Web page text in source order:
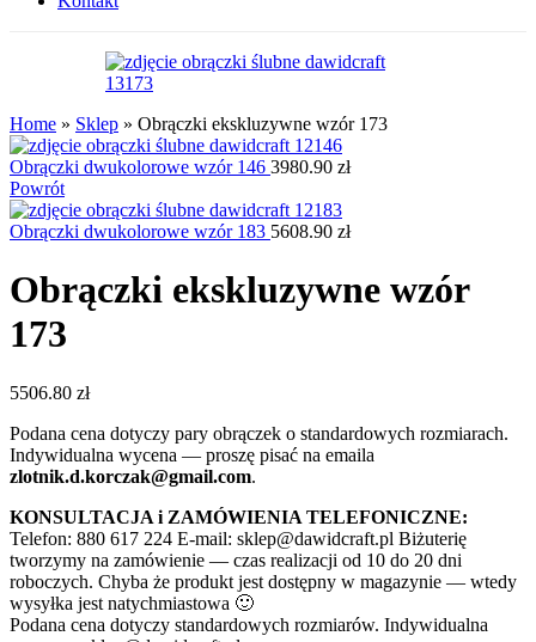
Home » Sklep » Obrączki ekskluzywne wzór 173
Obrączki dwukolorowe wzór 146 3980.90 zł
Powrót
Obrączki dwukolorowe wzór 183 5608.90 zł
Obrączki ekskluzywne wzór
173
5506.80 zł
Podana cena dotyczy pary obrączek o standardowych rozmiarach.
Indywidualna wycena — proszę pisać na emaila
zlotnik.d.korczak@gmail.com.
KONSULTACJA i ZAMÓWIENIA TELEFONICZNE:
Telefon: 880 617 224 E-mail: sklep@dawidcraft.pl Biżuterię
tworzymy na zamówienie — czas realizacji od 10 do 20 dni
roboczych. Chyba że produkt jest dostępny w magazynie — wtedy
wysyłka jest natychmiastowa 🙂
Podana cena dotyczy standardowych rozmiarów. Indywidualna